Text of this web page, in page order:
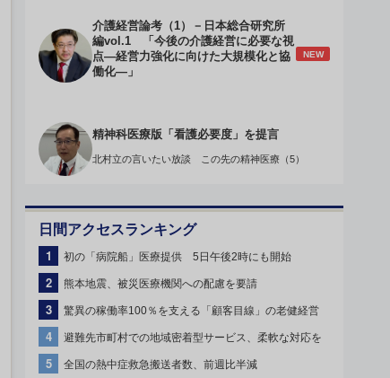
介護経営論考（1）－日本総合研究所
編vol.1 「今後の介護経営に必要な視
点―経営力強化に向けた大規模化と協
働化―」
NEW
精神科医療版「看護必要度」を提言
北村立の言いたい放談 この先の精神医療（5）
日間アクセスランキング
1 初の「病院船」医療提供 5日午後2時にも開始
2 熊本地震、被災医療機関への配慮を要請
3 驚異の稼働率100％を支える「顧客目線」の老健経営
4 避難先市町村での地域密着型サービス、柔軟な対応を
5 全国の熱中症救急搬送者数、前週比半減